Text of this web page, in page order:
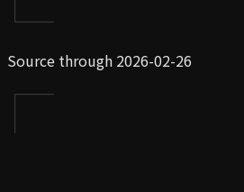
Source through 2026-02-26